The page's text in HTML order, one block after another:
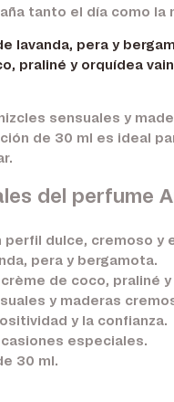
tanto el día como la
lavanda, pera y
praliné y orquídea
sensuales y
de 30 ml es ideal
del perfume
perfil dulce, cremoso y
pera y bergamota.
de coco, praliné
y maderas
y la confianza.
especiales.
30 ml.